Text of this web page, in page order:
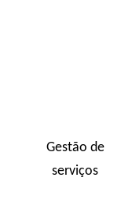
Gestão de
serviços